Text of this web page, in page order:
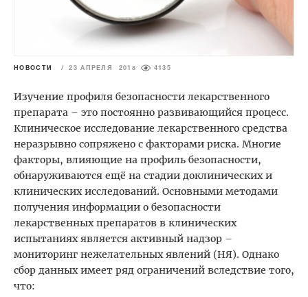
НОВОСТИ / 23 АПРЕЛЯ 2018 4135
Изучение профиля безопасности лекарственного
препарата – это постоянно развивающийся процесс.
Клиническое исследование лекарственного средства
неразрывно сопряжено с факторами риска. Многие
факторы, влияющие на профиль безопасности,
обнаруживаются ещё на стадии доклинических и
клинических исследований. Основными методами
получения информации о безопасности
лекарственных препаратов в клинических
испытаниях является активный надзор –
мониторинг нежелательных явлений (НЯ). Однако
сбор данных имеет ряд ограничений вследствие того,
что: